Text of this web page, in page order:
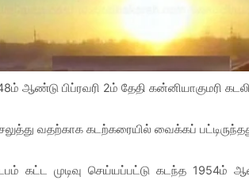
ஆண்டு பிப்ரவரி 2ம் தேதி கன்னியாகுமரி
வதற்காக கடற்கரையில் வைக்கப்
கட்ட முடிவு செய்யப்பட்டு கடந்த 1954ம்